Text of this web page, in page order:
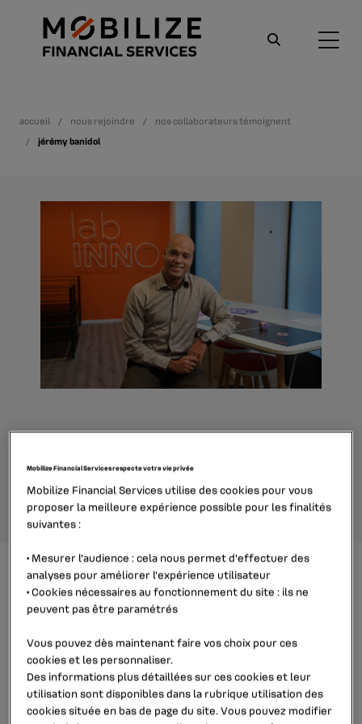
accueil nous rejoindre
nos collaborateurs témoignent
jérémy banidol
Jérémy Banidol
Data Project Leader
Après plusieurs années d’expérience
dans le secteur des télécoms,
groupe en tant que Data Project
Leader. Au sein de l’équipe Data du
groupe, sa mission est d’encadrer et
Mobilize Financial Services respecte votre vie privée
Mobilize Financial Services utilise des cookies pour vous
proposer la meilleure expérience possible pour les finalités
suivantes :
• Mesurer l'audience : cela nous permet d'effectuer des
analyses pour améliorer l’expérience utilisateur
•Cookies nécessaires au fonctionnement du site : ils ne
peuvent pas être paramétrés
Vous pouvez dès maintenant faire vos choix pour ces
cookies et les personnaliser.
Des informations plus détaillées sur ces cookies et leur
utilisation sont disponibles dans la rubrique utilisation des
cookiessituée en bas de page du site. Vous pouvez modifier